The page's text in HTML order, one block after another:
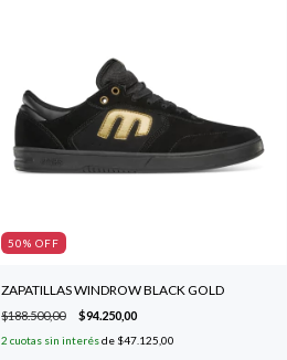
50% OFF
ZAPATILLAS WINDROW BLACK GOLD
$188.500,00 $94.250,00
2 cuotas sin interésde $47.125,00